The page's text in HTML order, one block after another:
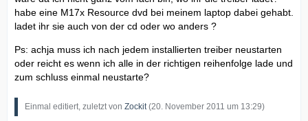
habe eine M17x Resource dvd bei meinem laptop dabei gehabt.
ladet ihr sie auch von der cd oder wo anders ?
Ps: achja muss ich nach jedem installierten treiber neustarten
oder reicht es wenn ich alle in der richtigen reihenfolge lade und
zum schluss einmal neustarte?
Einmal editiert, zuletzt von Zockit(20. November 2011 um 13:29)